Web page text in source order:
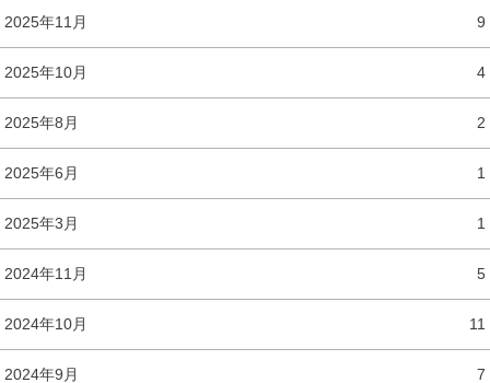
2025年11月 9
2025年10月 4
2025年8月 2
2025年6月 1
2025年3月 1
2024年11月 5
2024年10月 11
2024年9月 7